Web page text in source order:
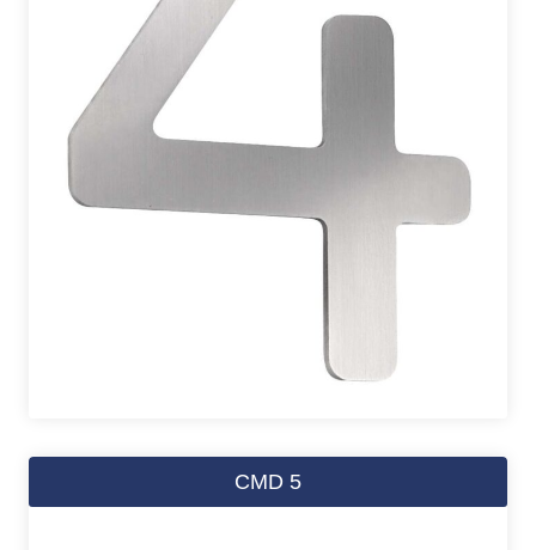
CMD 5